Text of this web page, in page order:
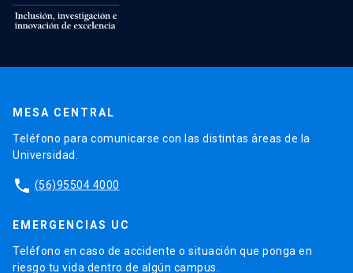
MESA CENTRAL
Teléfono para comunicarse con las distintas áreas de la
Universidad.
phone (56)95504 4000
EMERGENCIAS UC
Teléfono en caso de accidente o situación que ponga en
riesgo tu vida dentro de algún campus.